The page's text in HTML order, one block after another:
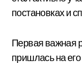
постановках и
Первая важная
пришлась на